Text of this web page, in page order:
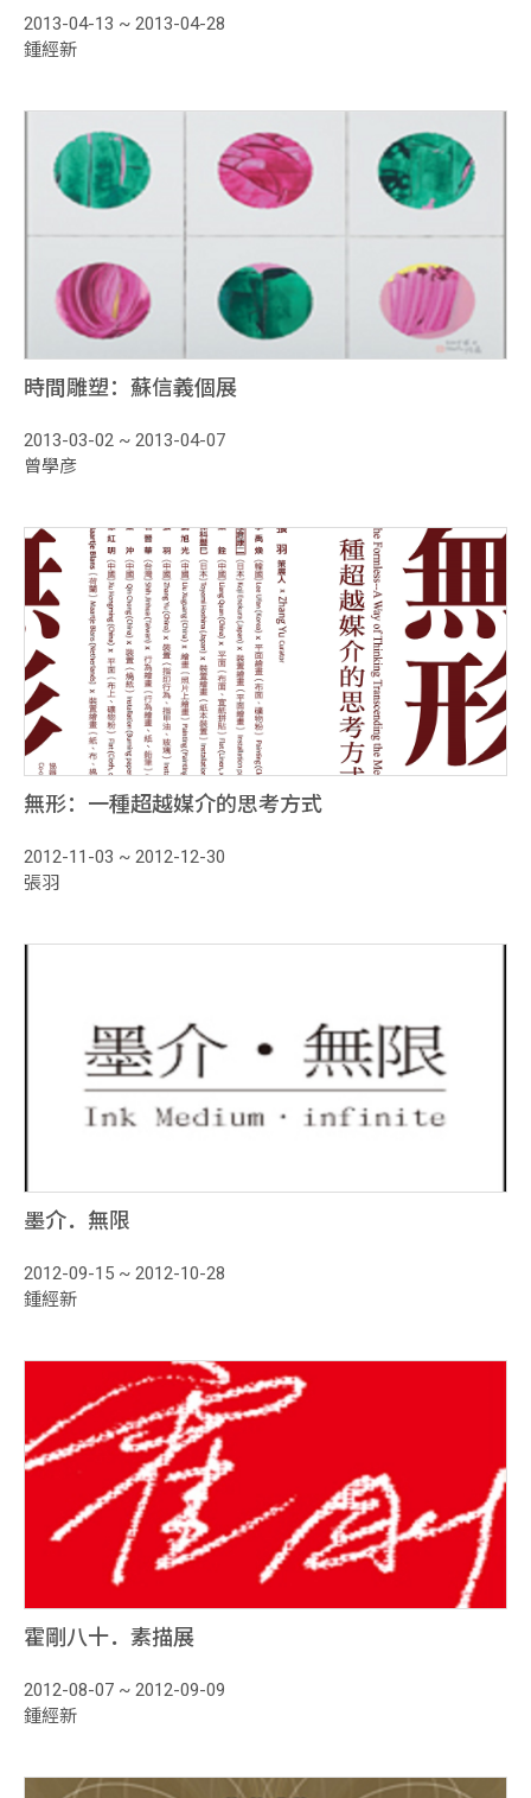
活
動
2013-04-13 ~ 2013-04-28
鍾經新
時間雕塑：蘇信義個展
2013-03-02 ~ 2013-04-07
曾學彦
無形：一種超越媒介的思考方式
2012-11-03 ~ 2012-12-30
張羽
墨介．無限
2012-09-15 ~ 2012-10-28
鍾經新
霍剛八十．素描展
2012-08-07 ~ 2012-09-09
鍾經新